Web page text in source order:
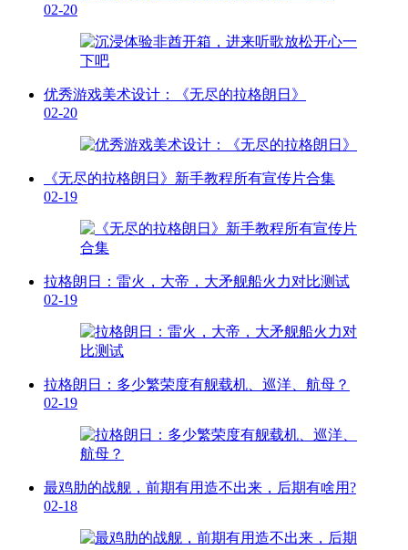
02-20
优秀游戏美术设计：《无尽的拉格朗日》
02-20
《无尽的拉格朗日》新手教程所有宣传片合集
02-19
拉格朗日：雷火，大帝，大矛舰船火力对比测试
02-19
拉格朗日：多少繁荣度有舰载机、巡洋、航母？
02-19
最鸡肋的战舰，前期有用造不出来，后期有啥用?
02-18